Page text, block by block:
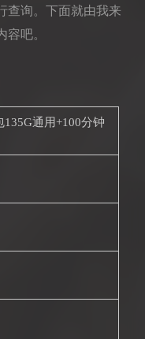
查询。下面就由我来
吧。
通用+100分钟